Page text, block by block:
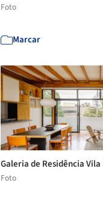
Foto
Marcar
Galeria de Residência
Foto